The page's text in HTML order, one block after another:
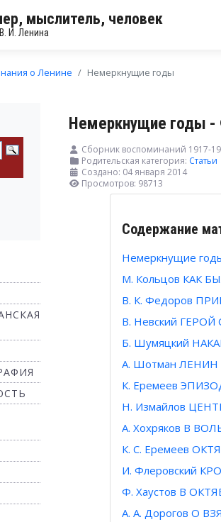
мыслитель, человек
И. Ленина
о Ленине Немеркнущие годы
Немеркнущие годы -
Сборник воспоминаний 1917-
Родительская категория: Статьи
Создано: 04 января 2014
Просмотров: 98713
Содержание
Немеркнущие
М. Кольцов КАК
В. К. Федоров
В. Невский
Б. Шумяцкий
А. Шотман
К. Еремеев
Н. Измайлов
А. Хохряков В
К. С. Еремеев
И. Флеровский
Ф. Хаустов В
А. А. Дорогов О